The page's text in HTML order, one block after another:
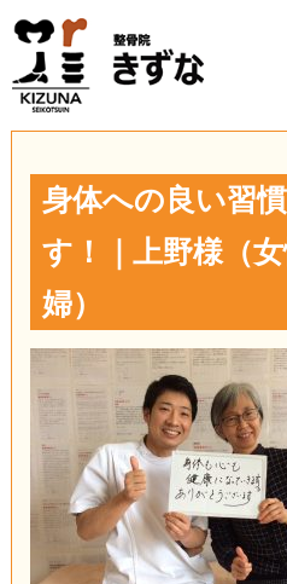
身体への良い習
す！｜上野様（
婦）